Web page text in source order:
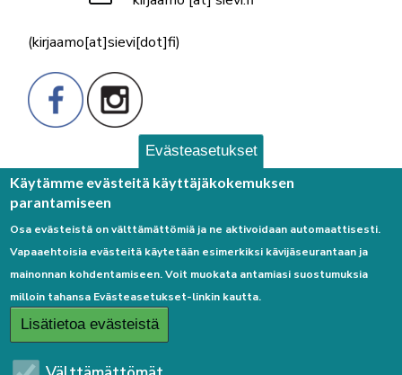
(kirjaamo[at]sievi[dot]fi)
Palaute
Linkkejä
Etusivulle
Evästeasetukset
Käytämme evästeitä käyttäjäkokemuksen
parantamiseen
Osa evästeistä on välttämättömiä ja ne aktivoidaan automaattisesti.
Vapaaehtoisia evästeitä käytetään esimerkiksi kävijäseurantaan ja
mainonnan kohdentamiseen. Voit muokata antamiasi suostumuksia
milloin tahansa Evästeasetukset-linkin kautta.
Lisätietoa evästeistä